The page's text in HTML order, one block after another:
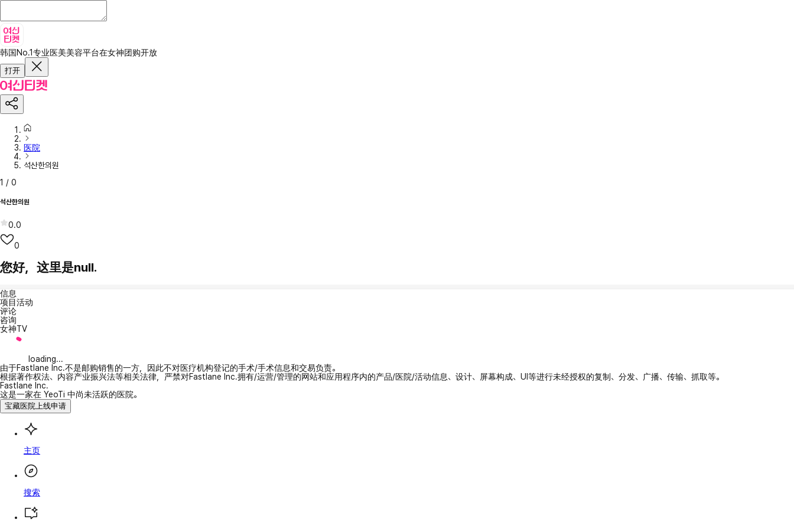
韩国No.1专业医美美容平台在女神团购开放
打开
医院
석산한의원
1 / 0
석산한의원
0.0
0
您好，这里是null.
信息
项目活动
评论
咨询
女神TV
loading...
由于Fastlane Inc.不是邮购销售的一方，因此不对医疗机构登记的手术/手术信息和交易负责。
根据著作权法、内容产业振兴法等相关法律，严禁对Fastlane Inc.拥有/运营/管理的网站和应用程序内的产品/医院/活动信息、设计、屏幕构成、UI等进行未经授权的复制、分发、广播、传输、抓取等。
Fastlane Inc.
这是一家在 YeoTi 中尚未活跃的医院。
宝藏医院上线申请
主页
搜索